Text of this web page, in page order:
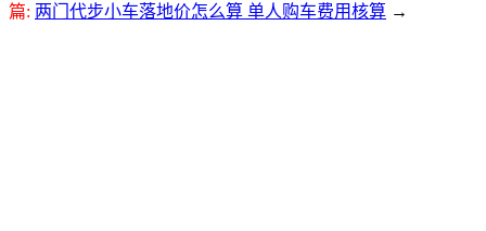
篇: 两门代步小车落地价怎么算 单人购车费用核算 →